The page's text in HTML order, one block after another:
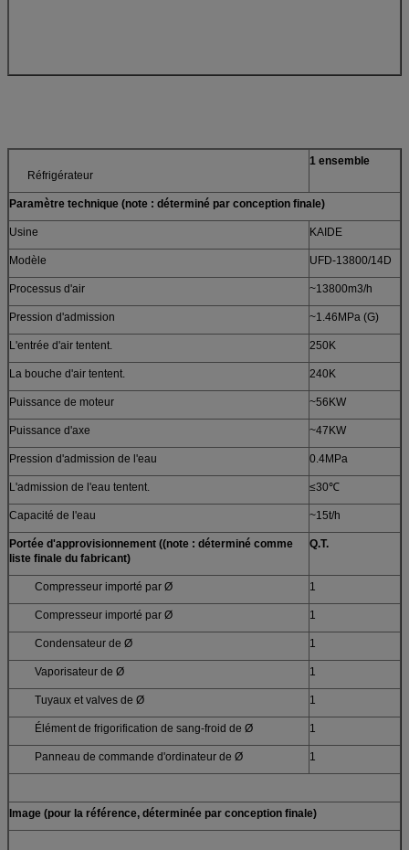
Réfrigérateur
1 ensemble
Paramètre technique (note : déterminé par conception finale)
Usine KAIDE
Modèle UFD-13800/14D
Processus d'air ~13800m3/h
Pression d'admission ~1.46MPa (G)
L'entrée d'air tentent. 250K
La bouche d'air tentent. 240K
Puissance de moteur ~56KW
Puissance d'axe ~47KW
Pression d'admission de l'eau 0.4MPa
L'admission de l'eau tentent. ≤30℃
Capacité de l'eau ~15t/h
Portée d'approvisionnement ((note : déterminé comme
liste finale du fabricant)
Q.T.
Compresseur importé par Ø 1
Compresseur importé par Ø 1
Condensateur de Ø 1
Vaporisateur de Ø 1
Tuyaux et valves de Ø 1
Élément de frigorification de sang-froid de Ø 1
Panneau de commande d'ordinateur de Ø 1
Image (pour la référence, déterminée par conception finale)